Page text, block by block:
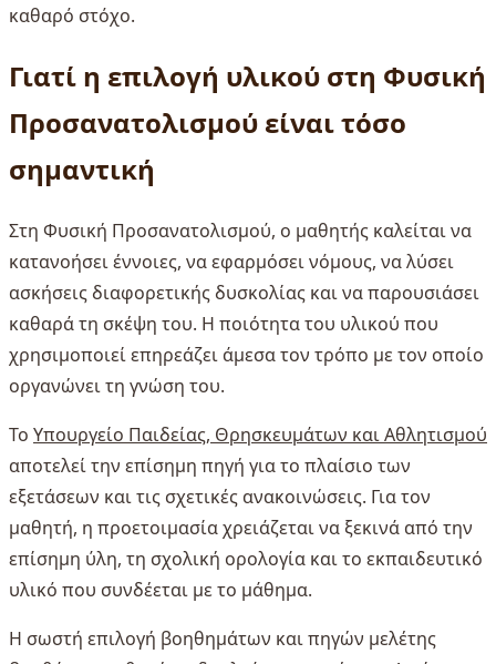
καθαρό στόχο.
Γιατί η επιλογή υλικού στη Φυσική
Προσανατολισμού είναι τόσο
σημαντική
Στη Φυσική Προσανατολισμού, ο μαθητής καλείται να
κατανοήσει έννοιες, να εφαρμόσει νόμους, να λύσει
ασκήσεις διαφορετικής δυσκολίας και να παρουσιάσει
καθαρά τη σκέψη του. Η ποιότητα του υλικού που
χρησιμοποιεί επηρεάζει άμεσα τον τρόπο με τον οποίο
οργανώνει τη γνώση του.
Το Υπουργείο Παιδείας, Θρησκευμάτων και Αθλητισμού
αποτελεί την επίσημη πηγή για το πλαίσιο των
εξετάσεων και τις σχετικές ανακοινώσεις. Για τον
μαθητή, η προετοιμασία χρειάζεται να ξεκινά από την
επίσημη ύλη, τη σχολική ορολογία και το εκπαιδευτικό
υλικό που συνδέεται με το μάθημα.
Η σωστή επιλογή βοηθημάτων και πηγών μελέτης